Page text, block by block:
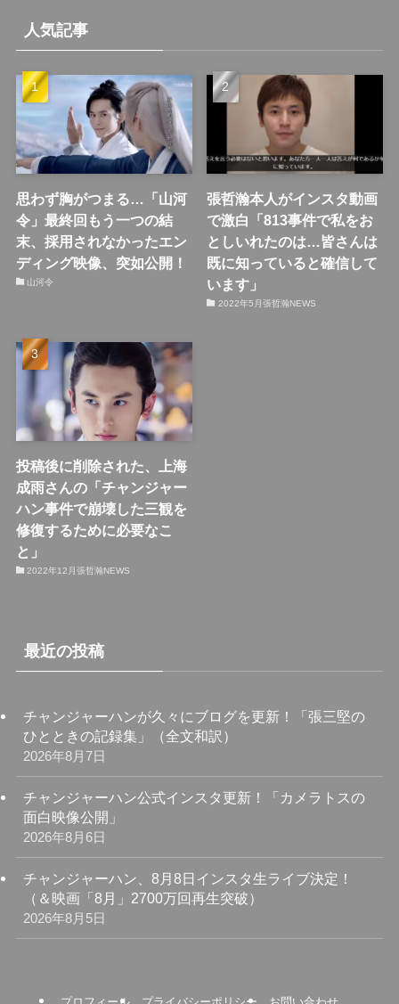
人気記事
思わず胸がつまる…「山河
令」最終回もう一つの結
末、採用されなかったエン
ディング映像、突如公開！
山河令
張哲瀚本人がインスタ動画
で激白「813事件で私をお
としいれたのは…皆さんは
既に知っていると確信して
います」
2022年5月張哲瀚NEWS
投稿後に削除された、上海
成雨さんの「チャンジャー
ハン事件で崩壊した三観を
修復するために必要なこ
と」
2022年12月張哲瀚NEWS
最近の投稿
チャンジャーハンが久々にブログを更新！「張三堅の
ひとときの記録集」（全文和訳）
2026年8月7日
チャンジャーハン公式インスタ更新！「カメラトスの
面白映像公開」
2026年8月6日
チャンジャーハン、8月8日インスタ生ライブ決定！
（＆映画「8月」2700万回再生突破）
2026年8月5日